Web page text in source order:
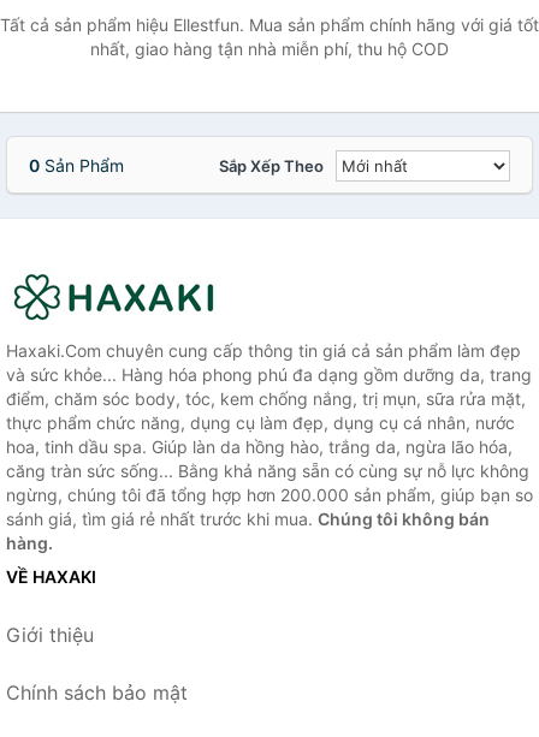
Waterproof
Mascara
Tất cả sản phẩm hiệu Ellestfun. Mua sản phẩm chính hãng với giá tốt
nhất, giao hàng tận nhà miễn phí, thu hộ COD
0 Sản Phẩm Sắp Xếp Theo
Haxaki.Com chuyên cung cấp thông tin giá cả sản phẩm làm đẹp
và sức khỏe... Hàng hóa phong phú đa dạng gồm dưỡng da, trang
điểm, chăm sóc body, tóc, kem chống nắng, trị mụn, sữa rửa mặt,
thực phẩm chức năng, dụng cụ làm đẹp, dụng cụ cá nhân, nước
hoa, tinh dầu spa. Giúp làn da hồng hào, trắng da, ngừa lão hóa,
căng tràn sức sống... Bằng khả năng sẵn có cùng sự nỗ lực không
ngừng, chúng tôi đã tổng hợp hơn 200.000 sản phẩm, giúp bạn so
sánh giá, tìm giá rẻ nhất trước khi mua. Chúng tôi không bán
hàng.
VỀ HAXAKI
Giới thiệu
Chính sách bảo mật